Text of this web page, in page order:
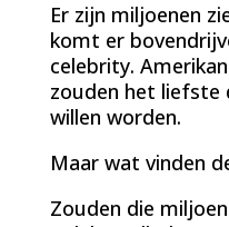
Er zijn miljoenen
komt er
celebrity.
zouden het liefste
willen worden.
Maar wat vinden
Zouden die